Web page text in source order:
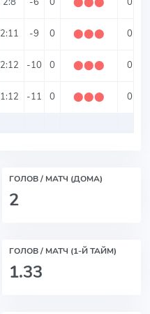
2:11 -9 0 ⬤⬤⬤ 0
2:12 -10 0 ⬤⬤⬤ 0
1:12 -11 0 ⬤⬤⬤ 0
ГОЛОВ / МАТЧ (ДОМА)
2
ГОЛОВ / МАТЧ (1-Й ТАЙМ)
1.33